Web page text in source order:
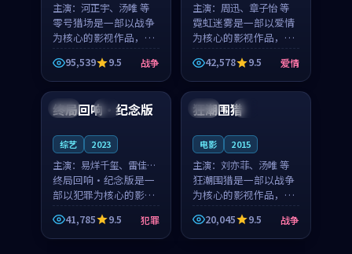
主演： 河正宇、汤唯 等
零号猎场是一部以战争
为核心的影视作品，围
绕危机、反转与人物成
长展开，整体节奏紧
凑，值得推荐观看。
95,539 9.5 战争
主演： 周迅、章子怡 等
霓虹迷雾是一部以爱情
为核心的影视作品，围
绕危机、反转与人物成
长展开，整体节奏紧
凑，值得推荐观看。
42,578 9.5 爱情
中国 4K
终局回响·纪念版
综艺 2023
主演： 易烊千玺、雷佳音
等
终局回响·纪念版是一
部以犯罪为核心的影视
作品，围绕危机、反转
与人物成长展开，整体
节奏紧凑，值得推荐观
41,785 9.5 犯罪
泰国 4K
狂潮围猎
电影 2015
主演： 刘亦菲、汤唯 等
狂潮围猎是一部以战争
为核心的影视作品，围
绕危机、反转与人物成
长展开，整体节奏紧
凑，值得推荐观看。
20,045 9.5 战争